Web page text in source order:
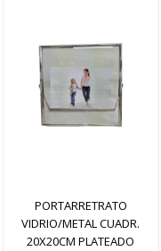
PORTARRETRATO
VIDRIO/METAL CUADR.
20X20CM PLATEADO